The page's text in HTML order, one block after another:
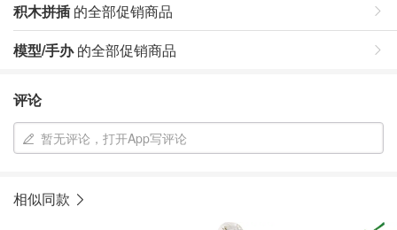
积木拼插的全部促销商品
模型/手办的全部促销商品
评论
暂无评论，打开App写评论
相似同款